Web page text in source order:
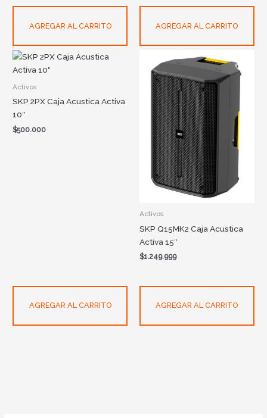
AGREGAR AL CARRITO AGREGAR AL CARRITO
Activos
SKP 2PX Caja Acustica Activa
10″
$500.000
AGREGAR AL CARRITO
Activos
SKP Q15MK2 Caja Acustica
Activa 15″
$1.249.999
AGREGAR AL CARRITO